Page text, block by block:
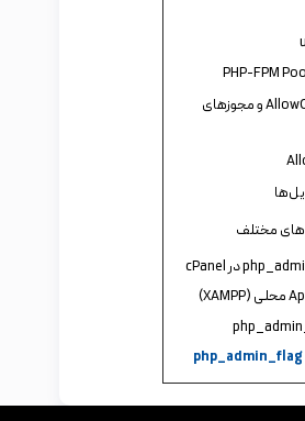
4- بررسی تنظیمات AllowOverride و مجوزهای